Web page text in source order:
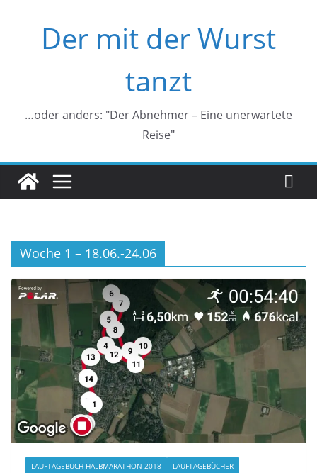
springenDer mit der Wurst
tanzt
…oder anders: "Der Abnehmer – Eine unerwartete
Reise"
Woche 1 – 18.06.-24.06
LAUFTAGEBUCH HALBMARATHON 2018
LAUFTAGEBÜCHER